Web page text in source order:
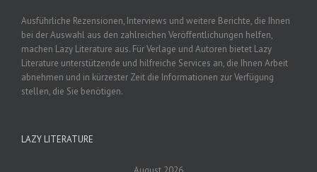
Ausführliche Rezensionen, Interviews und weitere Berichte, die Ihnen
bei der Auswahl aus den zahlreichen Veröffentlichungen helfen,
machen Lazy Literature aus. Für Verlage und Autoren bietet Lazy
Literature unterstützende und hilfreiche Services an, die Ihnen Arbeit
abnehmen und in kürzester Zeit die Informationen zur Verfügung
stellen, die Sie benötigen.
LAZY LITERATURE